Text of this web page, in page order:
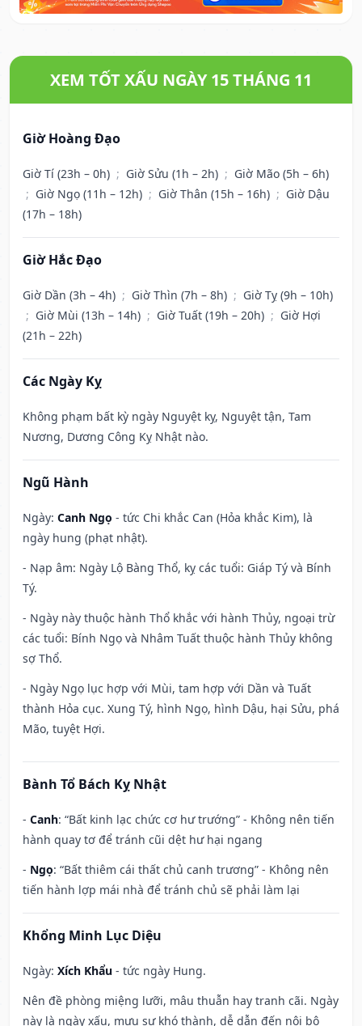
XEM TỐT XẤU NGÀY 15 THÁNG 11
Giờ Hoàng Đạo
Giờ Tí (23h – 0h) ; Giờ Sửu (1h – 2h) ; Giờ Mão (5h – 6h)
; Giờ Ngọ (11h – 12h) ; Giờ Thân (15h – 16h) ; Giờ Dậu
(17h – 18h)
Giờ Hắc Đạo
Giờ Dần (3h – 4h) ; Giờ Thìn (7h – 8h) ; Giờ Tỵ (9h – 10h)
; Giờ Mùi (13h – 14h) ; Giờ Tuất (19h – 20h) ; Giờ Hợi
(21h – 22h)
Các Ngày Kỵ
Không phạm bất kỳ ngày Nguyệt kỵ, Nguyệt tận, Tam
Nương, Dương Công Kỵ Nhật nào.
Ngũ Hành
Ngày: Canh Ngọ - tức Chi khắc Can (Hỏa khắc Kim), là
ngày hung (phạt nhật).
- Nạp âm: Ngày Lộ Bàng Thổ, kỵ các tuổi: Giáp Tý và Bính
Tý.
- Ngày này thuộc hành Thổ khắc với hành Thủy, ngoại trừ
các tuổi: Bính Ngọ và Nhâm Tuất thuộc hành Thủy không
sợ Thổ.
- Ngày Ngọ lục hợp với Mùi, tam hợp với Dần và Tuất
thành Hỏa cục. Xung Tý, hình Ngọ, hình Dậu, hại Sửu, phá
Mão, tuyệt Hợi.
Bành Tổ Bách Kỵ Nhật
- Canh: “Bất kinh lạc chức cơ hư trướng” - Không nên tiến
hành quay tơ để tránh cũi dệt hư hại ngang
- Ngọ: “Bất thiêm cái thất chủ canh trương” - Không nên
tiến hành lợp mái nhà để tránh chủ sẽ phải làm lại
Khổng Minh Lục Diệu
Ngày: Xích Khẩu - tức ngày Hung.
Nên đề phòng miệng lưỡi, mâu thuẫn hay tranh cãi. Ngày
này là ngày xấu, mưu sự khó thành, dễ dẫn đến nội bộ